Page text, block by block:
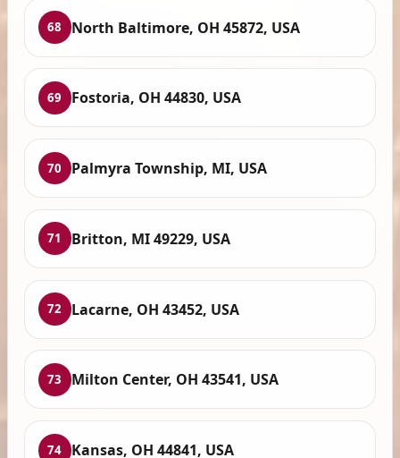
68 North Baltimore, OH 45872, USA
69 Fostoria, OH 44830, USA
70 Palmyra Township, MI, USA
71 Britton, MI 49229, USA
72 Lacarne, OH 43452, USA
73 Milton Center, OH 43541, USA
74 Kansas, OH 44841, USA